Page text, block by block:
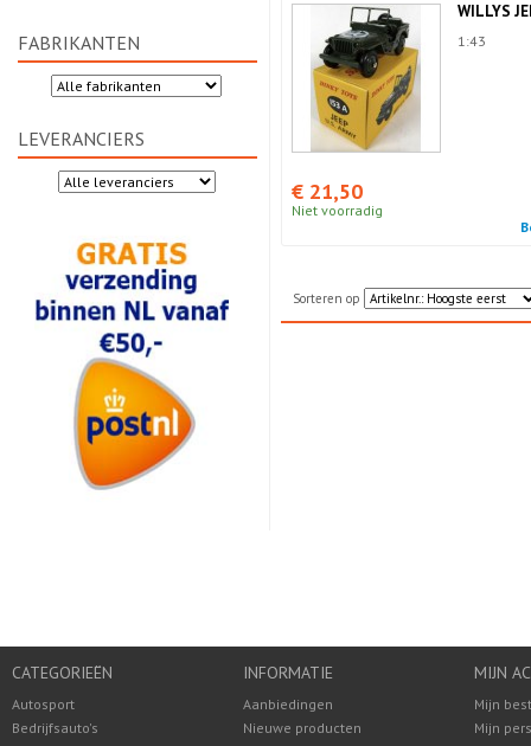
FABRIKANTEN
LEVERANCIERS
WILLYS
1:43
€ 21,50
Niet voorradig
Sorteren op
CATEGORIEËN
Autosport
Bedrijfsauto's
INFORMATIE
Aanbiedingen
Nieuwe producten
MIJN
Mijn
Mijn